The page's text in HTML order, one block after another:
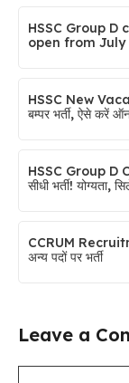
HSSC Group
open from July
HSSC New
बम्पर भर्ती, ऐसे करें
HSSC Group D
सीधी भर्ती!
CCRUM
अन्य पदों पर भर्ती
Leave a